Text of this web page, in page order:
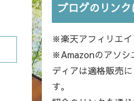
ブログのリンク
※楽天アフィリエ
※Amazonのアソシ
ディアは適格販売
す。